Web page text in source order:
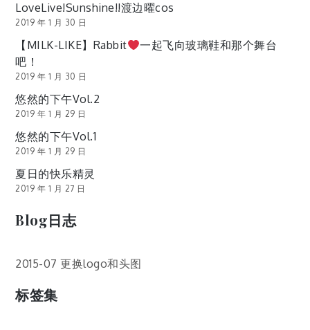
LoveLive!Sunshine!!渡边曜cos
2019 年 1 月 30 日
【MILK-LIKE】Rabbit
一起飞向玻璃鞋和那个舞台
吧！
2019 年 1 月 30 日
悠然的下午Vol.2
2019 年 1 月 29 日
悠然的下午Vol.1
2019 年 1 月 29 日
夏日的快乐精灵
2019 年 1 月 27 日
Blog日志
2015-07 更换logo和头图
标签集